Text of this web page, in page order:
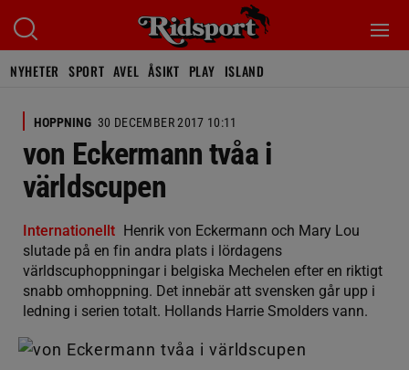
NYHETER SPORT AVEL ÅSIKT PLAY ISLAND
HOPPNING 30 DECEMBER 2017 10:11
von Eckermann tvåa i
världscupen
Internationellt Henrik von Eckermann och Mary Lou
slutade på en fin andra plats i lördagens
världscuphoppningar i belgiska Mechelen efter en riktigt
snabb omhoppning. Det innebär att svensken går upp i
ledning i serien totalt. Hollands Harrie Smolders vann.